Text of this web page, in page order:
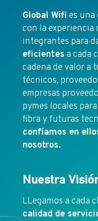
Global Wifi es una
con la experiencia
integrantes para
eficientes a cada
cadena de valor a
técnicos,
empresas
pymes locales
fibra y futuras
confíamos en
nosotros.
Nuestra
LLegamos a cada
calidad de